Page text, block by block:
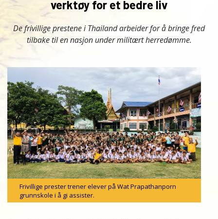
verktøy for et bedre liv
De frivillige prestene i Thailand arbeider for å bringe fred
tilbake til en nasjon under militært herredømme.
Frivillige prester trener elever på Wat Prapathanporn
grunnskole i å gi assister.